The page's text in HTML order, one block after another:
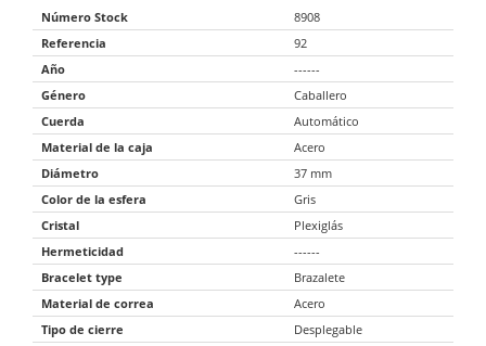
Número Stock
8908
Referencia
92
Año
------
Género
Caballero
Cuerda
Automático
Material de la caja
Acero
Diámetro
37 mm
Color de la esfera
Gris
Cristal
Plexiglás
Hermeticidad
------
Bracelet type
Brazalete
Material de correa
Acero
Tipo de cierre
Desplegable